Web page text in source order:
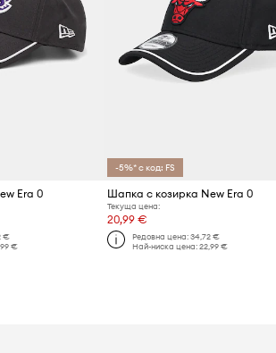
Era 0
€
€
-5%* с код: FS
Шапка с козирка New Era 0
Текуща цена:
20,99 €
Редовна цена: 34,72 €
Най-ниска цена: 22,99 €